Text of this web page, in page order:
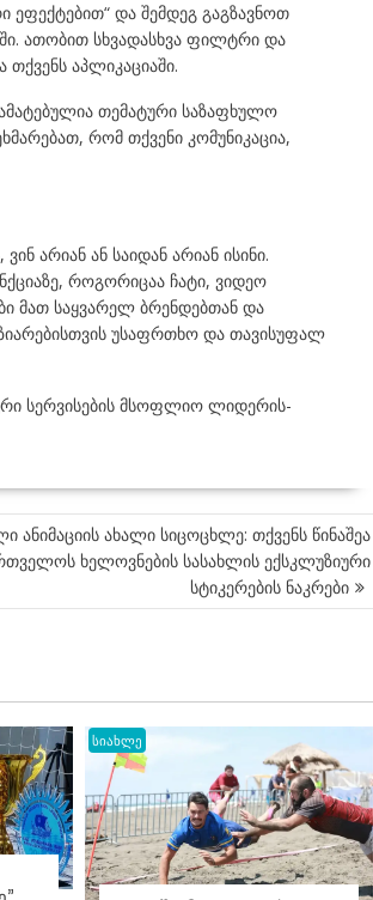
და შემდეგ გაგზავნოთ
ათობით სხვადასხვა ფილტრი და
აპლიკაციაში.
თემატური საზაფხულო
რომ თქვენი კომუნიკაცია,
არიან ან საიდან არიან ისინი.
როგორიცაა ჩატი, ვიდეო
მათ საყვარელ ბრენდებთან და
უსაფრთხო და თავისუფალ
სერვისების მსოფლიო ლიდერის-
ანიმაციის ახალი სიცოცხლე: თქვენს წინაშეა
ხელოვნების სასახლის ექსკლუზიური
სტიკერების ნაკრები
სიახლე